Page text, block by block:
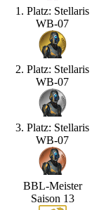
1. Platz: Stellaris
WB-07
2. Platz: Stellaris
WB-07
3. Platz: Stellaris
WB-07
BBL-Meister
Saison 13